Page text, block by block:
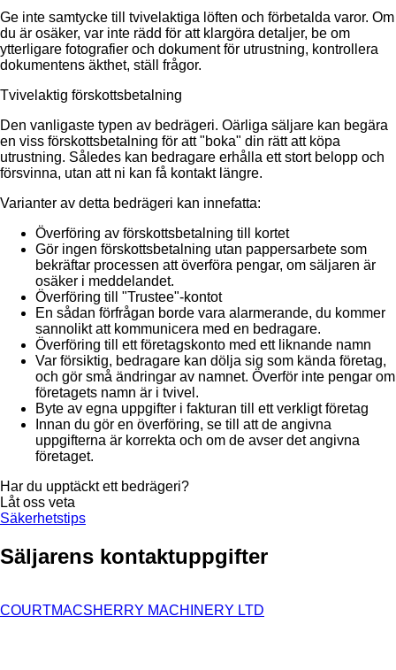
Ge inte samtycke till tvivelaktiga löften och förbetalda varor. Om
du är osäker, var inte rädd för att klargöra detaljer, be om
ytterligare fotografier och dokument för utrustning, kontrollera
dokumentens äkthet, ställ frågor.
Tvivelaktig förskottsbetalning
Den vanligaste typen av bedrägeri. Oärliga säljare kan begära
en viss förskottsbetalning för att "boka" din rätt att köpa
utrustning. Således kan bedragare erhålla ett stort belopp och
försvinna, utan att ni kan få kontakt längre.
Varianter av detta bedrägeri kan innefatta:
Överföring av förskottsbetalning till kortet
Gör ingen förskottsbetalning utan pappersarbete som
bekräftar processen att överföra pengar, om säljaren är
osäker i meddelandet.
Överföring till "Trustee"-kontot
En sådan förfrågan borde vara alarmerande, du kommer
sannolikt att kommunicera med en bedragare.
Överföring till ett företagskonto med ett liknande namn
Var försiktig, bedragare kan dölja sig som kända företag,
och gör små ändringar av namnet. Överför inte pengar om
företagets namn är i tvivel.
Byte av egna uppgifter i fakturan till ett verkligt företag
Innan du gör en överföring, se till att de angivna
uppgifterna är korrekta och om de avser det angivna
företaget.
Har du upptäckt ett bedrägeri?
Låt oss veta
Säkerhetstips
Säljarens kontaktuppgifter
COURTMACSHERRY MACHINERY LTD